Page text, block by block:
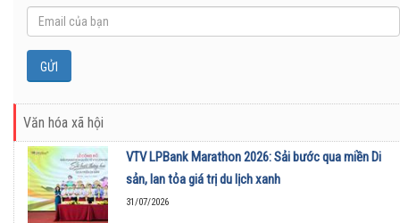
Văn hóa xã hội
VTV LPBank Marathon 2026: Sải bước qua miền Di
sản, lan tỏa giá trị du lịch xanh
31/07/2026